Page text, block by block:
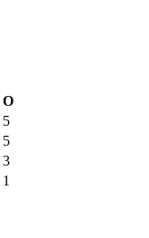
О
5
5
3
1